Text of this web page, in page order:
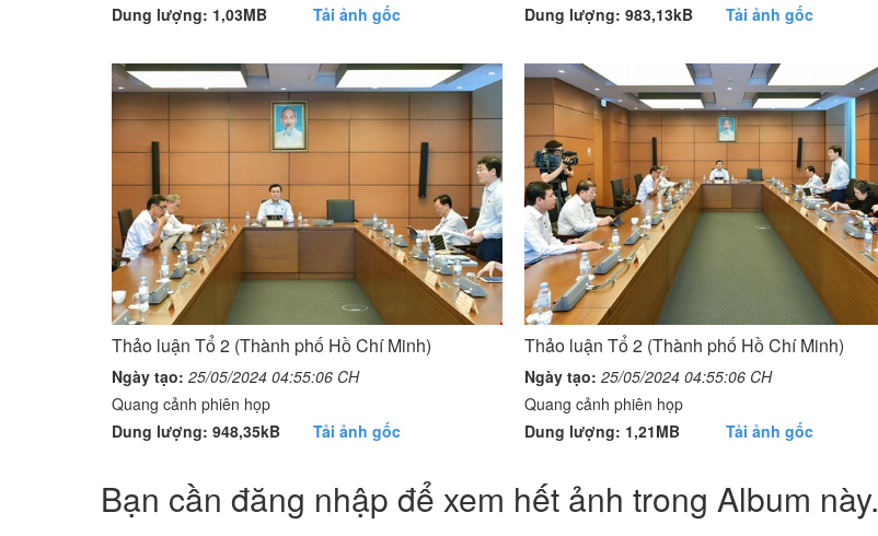
Dung lượng: 1,03MB
Tải ảnh gốc
Dung lượng: 983,13kB
Tải ảnh gốc
Thảo luận Tổ 2 (Thành phố Hồ Chí Minh)
Ngày tạo: 25/05/2024 04:55:06 CH
Quang cảnh phiên họp
Dung lượng: 948,35kB
Tải ảnh gốc
Thảo luận Tổ 2 (Thành phố Hồ Chí Minh)
Ngày tạo: 25/05/2024 04:55:06 CH
Quang cảnh phiên họp
Dung lượng: 1,21MB
Tải ảnh gốc
Bạn cần đăng nhập để xem hết ảnh trong Album này.